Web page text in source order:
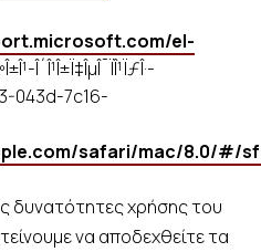
el-
Î´Î¹Î±Ï‡ÎµÎ¯ÏÎ¹ÏƒÎ·-
043d-7c16-
safari/mac/8.0/#/
δυνατότητες χρήσης του
να αποδεχθείτε τα